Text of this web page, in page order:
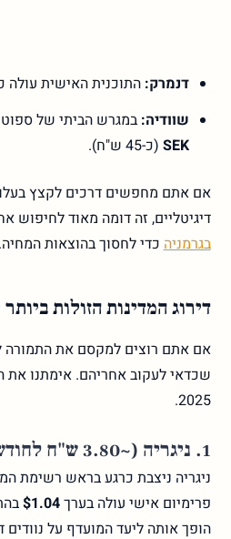
דנמרק: התוכנית האישית
שוודיה: במגרש הביתי של
SEK (כ-45 ש"ח).
אם אתם מחפשים דרכים לקצץ
דיגיטליים, זה דומה מאוד לחיפוש
בגרמניהכדי לחסוך בהוצאות המחיה.
דירוג המדינות הזולות
אם אתם רוצים למקסם את התמורה
שכדאי לעקוב אחריהם. אימתנו את
2025.
1. ניגריה (~3.80 ש"ח לחודש)
ניגריה ניצבת כרגע בראש רשימת
פרימיום אישי עולה בערך$1.04
הופך אותה ליעד המועדף על